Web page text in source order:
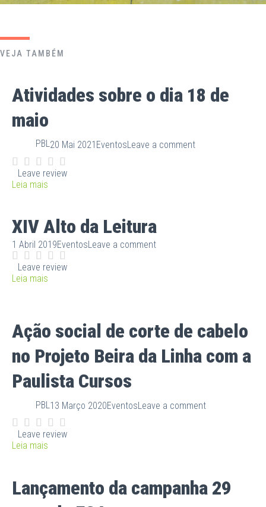
VEJA TAMBÉM
Atividades sobre o dia 18 de
maio
PBL20 Mai 2021 EventosLeave a comment
Leave review
Leia mais
XIV Alto da Leitura
1 Abril 2019EventosLeave a comment
Leave review
Leia mais
Ação social de corte de cabelo
no Projeto Beira da Linha com a
Paulista Cursos
PBL 13 Março 2020EventosLeave a comment
Leave review
Leia mais
Lançamento da campanha 29